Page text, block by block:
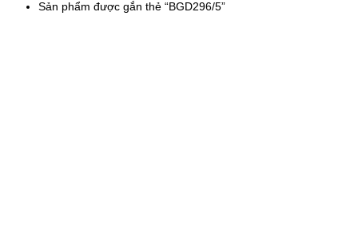
Sản phẩm được gắn thẻ “BGD296/5”